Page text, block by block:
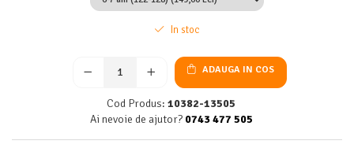
In stoc
ADAUGA IN COS
Cod Produs: 10382-13505
Ai nevoie de ajutor? 0743 477 505